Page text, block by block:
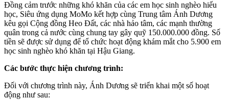
Đồng cảm trước những khó khăn của các em học sinh nghèo hiếu
học, Siêu ứng dụng MoMo kết hợp cùng Trung tâm Ánh Dương
kêu gọi Cộng đồng Heo Đất, các nhà hảo tâm, các mạnh thường
quân trong cả nước cùng chung tay gây quỹ 150.000.000 đồng. Số
tiền sẽ được sử dụng để tổ chức hoạt động khám mắt cho 5.900 em
học sinh nghèo khó khăn tại Hậu Giang.
Các bước thực hiện chương trình:
Đối với chương trình này, Ánh Dương sẽ triển khai một số hoạt
động như sau: